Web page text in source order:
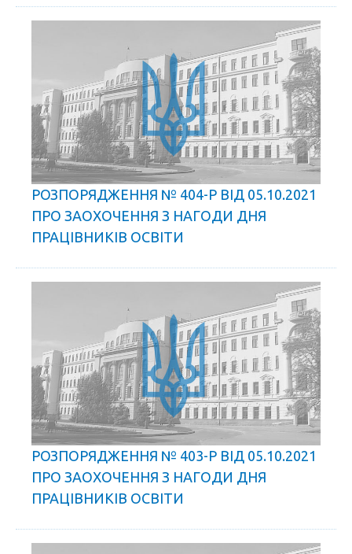
РОЗПОРЯДЖЕННЯ № 404-Р ВІД 05.10.2021
ПРО ЗАОХОЧЕННЯ З НАГОДИ ДНЯ
ПРАЦІВНИКІВ ОСВІТИ
РОЗПОРЯДЖЕННЯ № 403-Р ВІД 05.10.2021
ПРО ЗАОХОЧЕННЯ З НАГОДИ ДНЯ
ПРАЦІВНИКІВ ОСВІТИ